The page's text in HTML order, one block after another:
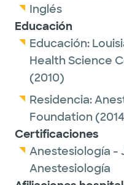
Inglés
Educación
Educación:
Health Science
(2010)
Residencia:
Foundation
Certificaciones
Anestesiología -
Anestesiología